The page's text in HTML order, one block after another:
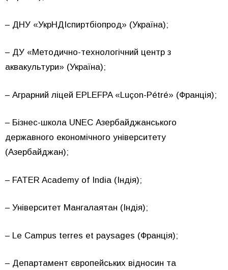
– ДНУ «УкрНДІспиртбіопрод» (Україна);
– ДУ «Методично-технологічний центр з
аквакультури» (Україна);
– Аграрний ліцей EPLEFPA «Luçon-Pétré» (Франція);
– Бізнес-школа UNEC Азербайджанського
державного економічного університету
(Азербайджан);
– FATER Academy of India (Індія);
– Університет Мангалаятан (Індія);
– Le Campus terres et paysages (Франція);
– Департамент європейських відносин та